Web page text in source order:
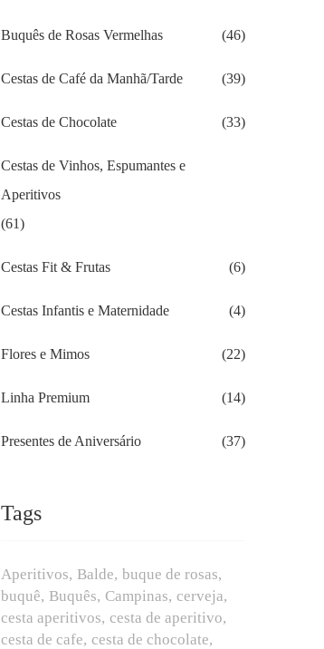
Buquês de Rosas Vermelhas (46)
Cestas de Café da Manhã/Tarde (39)
Cestas de Chocolate (33)
Cestas de Vinhos, Espumantes e
Aperitivos
(61)
Cestas Fit & Frutas (6)
Cestas Infantis e Maternidade (4)
Flores e Mimos (22)
Linha Premium (14)
Presentes de Aniversário (37)
Tags
Aperitivos Balde buque de rosas
buquê Buquês Campinas cerveja
cesta aperitivos cesta de aperitivo
cesta de cafe cesta de chocolate